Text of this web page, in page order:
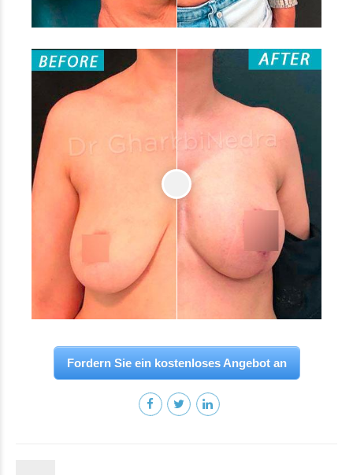
Fordern Sie ein kostenloses Angebot an